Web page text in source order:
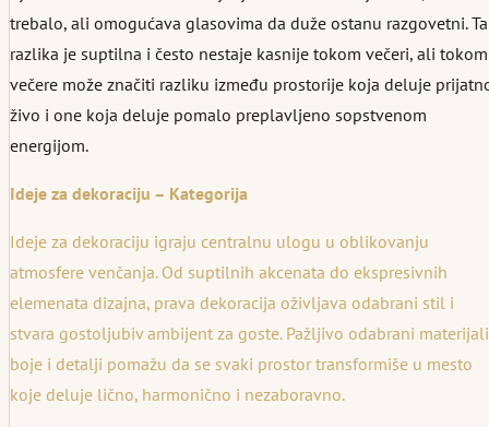
trebalo, ali omogućava glasovima da duže ostanu razgovetni. Ta
razlika je suptilna i često nestaje kasnije tokom večeri, ali tokom
večere može značiti razliku između prostorije koja deluje
živo i one koja deluje pomalo preplavljeno sopstvenom
energijom.
Ideje za dekoraciju – Kategorija
Ideje za dekoraciju igraju centralnu ulogu u oblikovanju
atmosfere venčanja. Od suptilnih akcenata do ekspresivnih
elemenata dizajna, prava dekoracija oživljava odabrani stil i
stvara gostoljubiv ambijent za goste. Pažljivo odabrani
boje i detalji pomažu da se svaki prostor transformiše u mesto
koje deluje lično, harmonično i nezaboravno.